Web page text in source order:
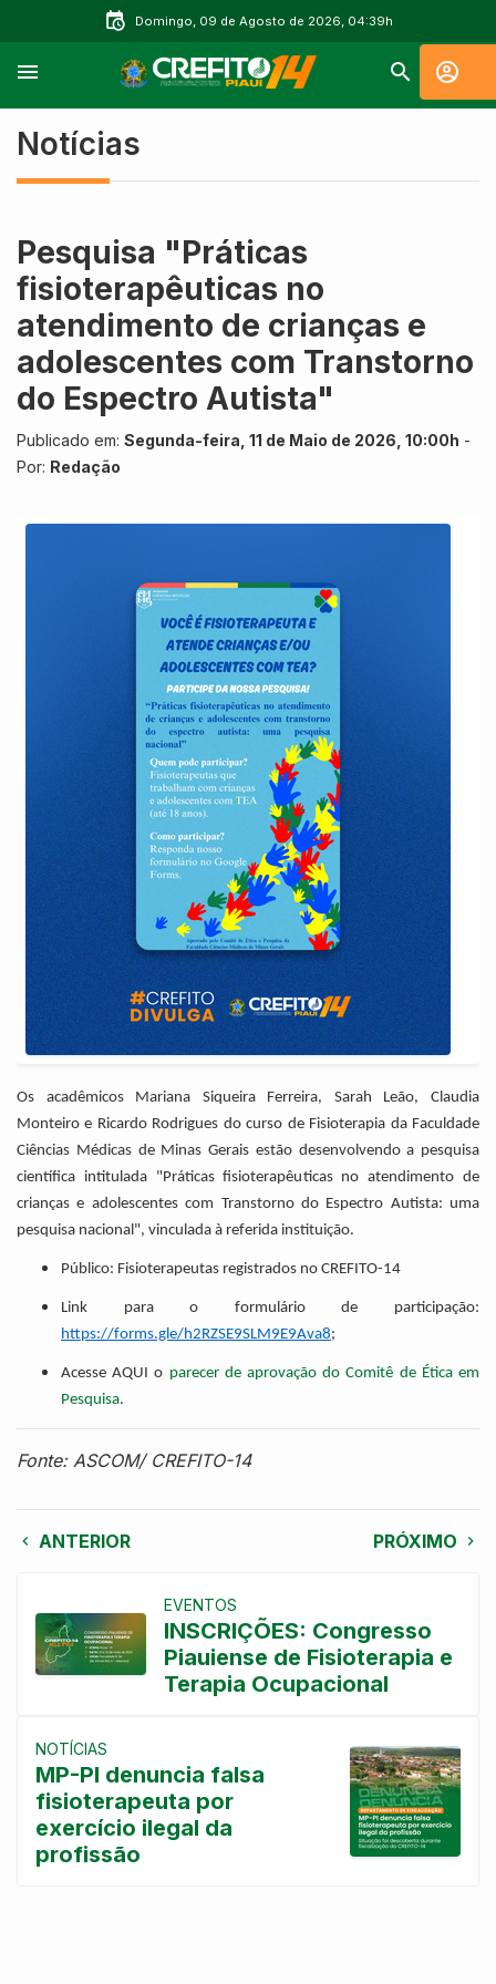
Domingo, 09 de Agosto de 2026, 04:39h
Notícias
Pesquisa "Práticas
fisioterapêuticas no
atendimento de crianças e
adolescentes com Transtorno
do Espectro Autista"
Publicado em: Segunda-feira, 11 de Maio de 2026, 10:00h -
Por: Redação
Os acadêmicos Mariana Siqueira Ferreira, Sarah Leão, Claudia
Monteiro e Ricardo Rodrigues do curso de Fisioterapia da Faculdade
Ciências Médicas de Minas Gerais estão desenvolvendo a pesquisa
científica intitulada "Práticas fisioterapêuticas no atendimento de
crianças e adolescentes com Transtorno do Espectro Autista: uma
pesquisa nacional", vinculada à referida instituição.
Público: Fisioterapeutas registrados no CREFITO-14
Link para o formulário de participação:
https://forms.gle/h2RZSE9SLM9E9Ava8;
Acesse AQUI o parecer de aprovação do Comitê de Ética em
Pesquisa.
Fonte: ASCOM/ CREFITO-14
ANTERIOR PRÓXIMO
EVENTOS
INSCRIÇÕES: Congresso
Piauiense de Fisioterapia e
Terapia Ocupacional
NOTÍCIAS
MP-PI denuncia falsa
fisioterapeuta por
exercício ilegal da
profissão